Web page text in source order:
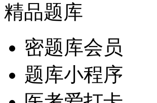
精品题库
密题库会员
题库小程序